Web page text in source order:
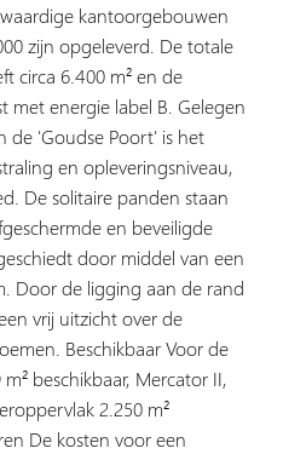
kantoorgebouwen
zijn opgeleverd. De totale
circa 6.400 m² en de
met energie label B. Gelegen
de 'Goudse Poort' is het
en opleveringsniveau,
De solitaire panden staan
en beveiligde
door middel van een
Door de ligging aan de rand
vrij uitzicht over de
Beschikbaar Voor de
beschikbaar, Mercator II,
2.250 m²
De kosten voor een